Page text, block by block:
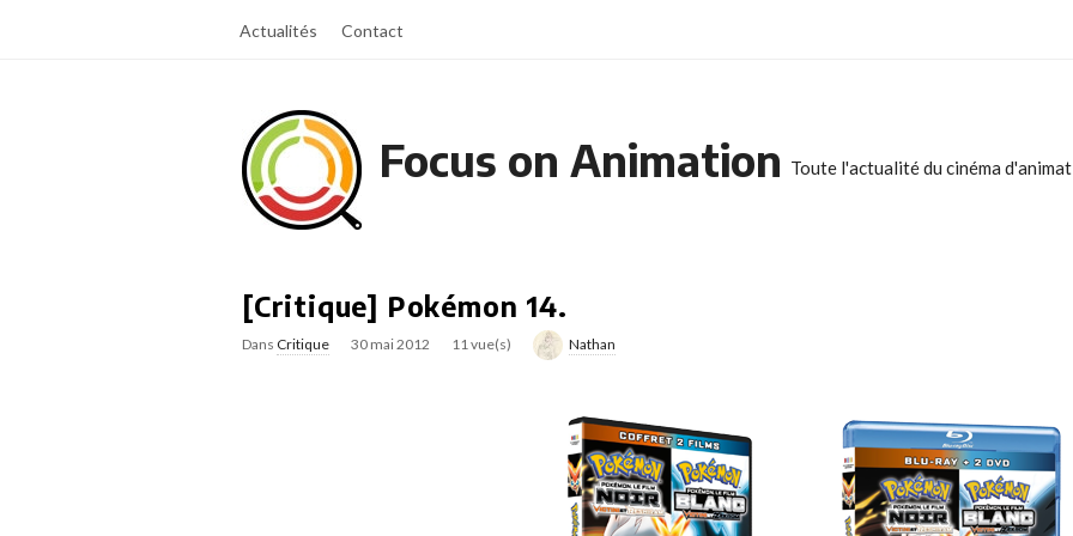
Actualités Contact
Focus on Animation Toute l'actualité du cinéma
[Critique] Pokémon 14.
Dans Critique 30 mai 2012 11 vue(s) Nathan